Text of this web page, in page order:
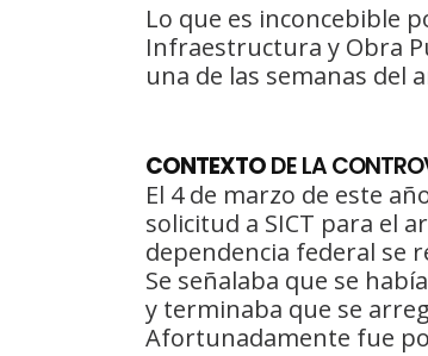
Lo que es inconcebible
Infraestructura y Obra
una de las semanas del
CONTEXTODE LA
El 4 de marzo de este
solicitud a SICT para el
dependencia federal se
Se señalaba que se
y terminaba que se
Afortunadamente fue